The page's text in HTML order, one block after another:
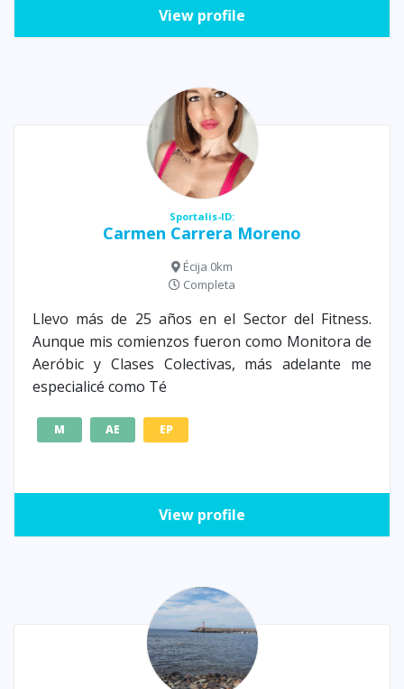
View profile
Sportalis-ID:
Carmen Carrera Moreno
Écija 0km
Completa
Llevo más de 25 años en el Sector del Fitness.
Aunque mis comienzos fueron como Monitora de
Aeróbic y Clases Colectivas, más adelante me
especialicé como Té
M AE EP
View profile